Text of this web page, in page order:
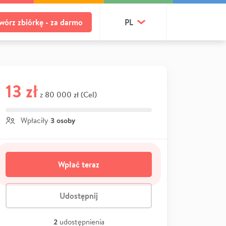
zbiórkę - za darmo PL
13 zł z 80 000 zł (Cel)
Wpłaciły 3 osoby
Wpłać teraz
Udostępnij
2 udostępnienia